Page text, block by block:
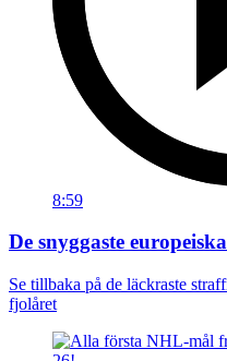
8:59
De snyggaste
Se tillbaka på de läckraste
fjolåret